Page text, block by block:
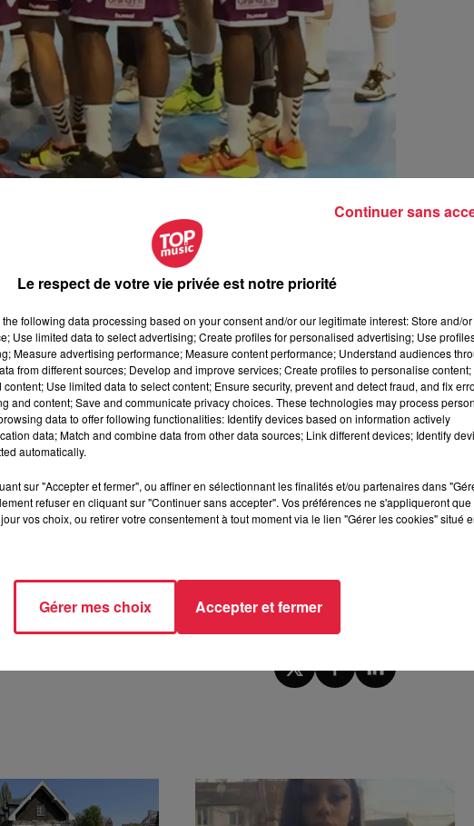
à la salle des sports de La
au vert pendant trois jours du côté du Lac Blanc.
ce vendredi 9 août.
sport et nature
afin de préparer au mieux leur
cevendredi 9 août à la salle des sports de Labaroche.
réveil musculaire, stage de secourisme... Ce stage de
d'être dans de bonnes conditions pour le match amical
@mtpformationpic.twitter.com/eXLorFEdd3
Le respect de votre vie privée est notre priorité
the following data processing based on your consent and/or our legitimate interest: Store and/or
Use limited data to select advertising; Create profiles for personalised advertising; Use
Measure advertising performance; Measure content performance; Understand audiences
from different sources; Develop and improve services; Create profiles to personalise
Use limited data to select content; Ensure security, prevent and detect fraud, and fix
and content; Save and communicate privacy choices. These technologies may process
data to offer following functionalities: Identify devices based on information actively
data; Match and combine data from other data sources; Link different devices; Identify
automatically.
sur "Accepter et fermer", ou affiner en sélectionnant les finalités et/ou partenaires dans
refuser en cliquant sur "Continuer sans accepter". Vos préférences ne s'appliqueront
vos choix, ou retirer votre consentement à tout moment via le lien "Gérer les cookies" situé
Gérer mes choix Accepter et fermer
Continuer sans